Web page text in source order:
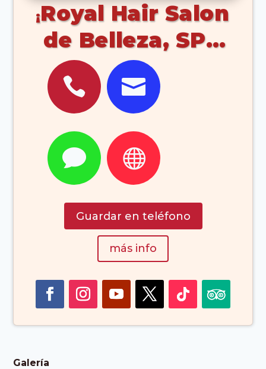
Royal Hair Salon
de Belleza, SPA
(Corralejo
Fuerteventura)
Islas Canarias
 
 
Guardar en teléfono
más info
Galería